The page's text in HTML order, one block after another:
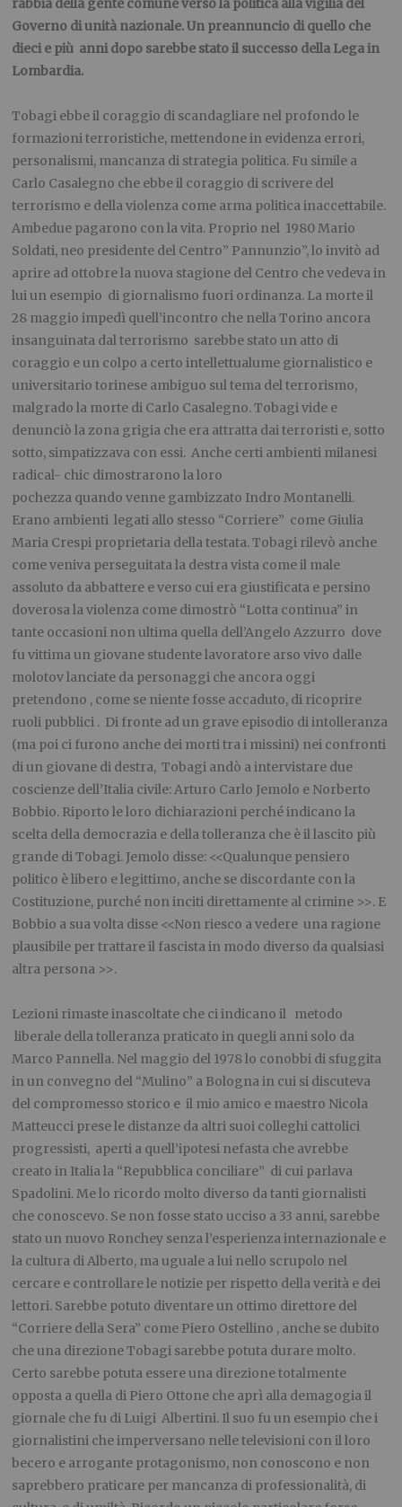
rabbia della gente comune verso la politica alla vigilia del
Governo di unità nazionale. Un preannuncio di quello che
dieci e più anni dopo sarebbe stato il successo della Lega in
Lombardia.
Tobagi ebbe il coraggio di scandagliare nel profondo le
formazioni terroristiche, mettendone in evidenza errori,
personalismi, mancanza di strategia politica. Fu simile a
Carlo Casalegno che ebbe il coraggio di scrivere del
terrorismo e della violenza come arma politica inaccettabile.
Ambedue pagarono con la vita. Proprio nel 1980 Mario
Soldati, neo presidente del Centro” Pannunzio”, lo invitò ad
aprire ad ottobre la nuova stagione del Centro che vedeva in
lui un esempio di giornalismo fuori ordinanza. La morte il
28 maggio impedì quell’incontro che nella Torino ancora
insanguinata dal terrorismo sarebbe stato un atto di
coraggio e un colpo a certo intellettualume giornalistico e
universitario torinese ambiguo sul tema del terrorismo,
malgrado la morte di Carlo Casalegno. Tobagi vide e
denunciò la zona grigia che era attratta dai terroristi e, sotto
sotto, simpatizzava con essi. Anche certi ambienti milanesi
radical- chic dimostrarono la loro
pochezza quando venne gambizzato Indro Montanelli.
Erano ambienti legati allo stesso “Corriere” come Giulia
Maria Crespi proprietaria della testata. Tobagi rilevò anche
come veniva perseguitata la destra vista come il male
assoluto da abbattere e verso cui era giustificata e persino
doverosa la violenza come dimostrò “Lotta continua” in
tante occasioni non ultima quella dell’Angelo Azzurro dove
fu vittima un giovane studente lavoratore arso vivo dalle
molotov lanciate da personaggi che ancora oggi
pretendono , come se niente fosse accaduto, di ricoprire
ruoli pubblici . Di fronte ad un grave episodio di intolleranza
(ma poi ci furono anche dei morti tra i missini) nei confronti
di un giovane di destra, Tobagi andò a intervistare due
coscienze dell’Italia civile: Arturo Carlo Jemolo e Norberto
Bobbio. Riporto le loro dichiarazioni perché indicano la
scelta della democrazia e della tolleranza che è il lascito più
grande di Tobagi. Jemolo disse: <<Qualunque pensiero
politico è libero e legittimo, anche se discordante con la
Costituzione, purché non inciti direttamente al crimine >>. E
Bobbio a sua volta disse <<Non riesco a vedere una ragione
plausibile per trattare il fascista in modo diverso da qualsiasi
altra persona >>.
Lezioni rimaste inascoltate che ci indicano il metodo
liberale della tolleranza praticato in quegli anni solo da
Marco Pannella. Nel maggio del 1978 lo conobbi di sfuggita
in un convegno del “Mulino” a Bologna in cui si discuteva
del compromesso storico e il mio amico e maestro Nicola
Matteucci prese le distanze da altri suoi colleghi cattolici
progressisti, aperti a quell’ipotesi nefasta che avrebbe
creato in Italia la “Repubblica conciliare” di cui parlava
Spadolini. Me lo ricordo molto diverso da tanti giornalisti
che conoscevo. Se non fosse stato ucciso a 33 anni, sarebbe
stato un nuovo Ronchey senza l’esperienza internazionale e
la cultura di Alberto, ma uguale a lui nello scrupolo nel
cercare e controllare le notizie per rispetto della verità e dei
lettori. Sarebbe potuto diventare un ottimo direttore del
“Corriere della Sera” come Piero Ostellino , anche se dubito
che una direzione Tobagi sarebbe potuta durare molto.
Certo sarebbe potuta essere una direzione totalmente
opposta a quella di Piero Ottone che aprì alla demagogia il
giornale che fu di Luigi Albertini. Il suo fu un esempio che i
giornalistini che imperversano nelle televisioni con il loro
becero e arrogante protagonismo, non conoscono e non
saprebbero praticare per mancanza di professionalità, di